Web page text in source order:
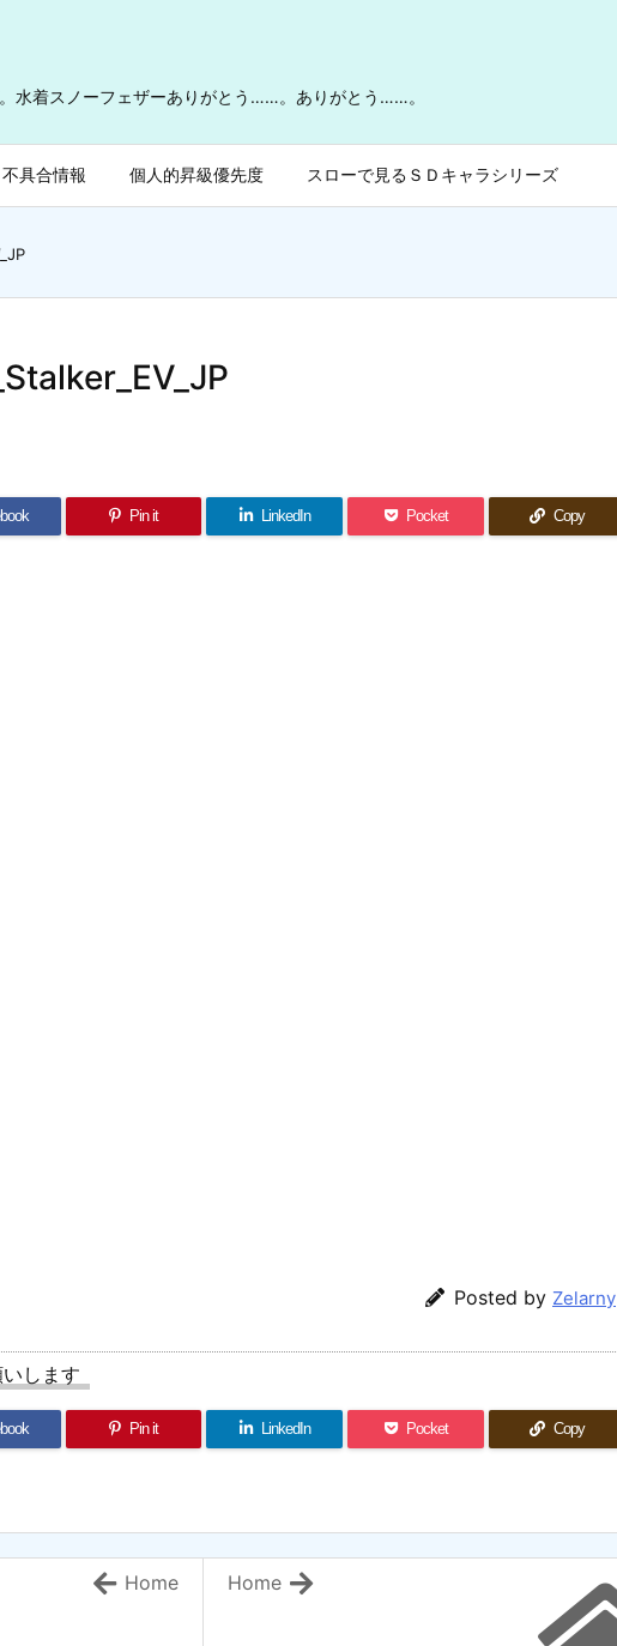
水着スノーフェザーありがとう……。ありがとう……。
不具合情報 個人的昇級優先度 スローで見るＳＤキャラシリーズ
Pin it LinkedIn Pocket Copy
Posted by Zelarny
します
Pin it LinkedIn Pocket Copy
Home
Home